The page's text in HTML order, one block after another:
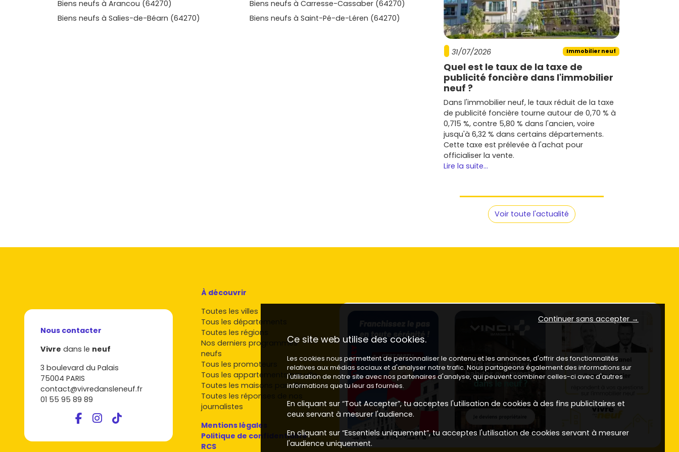
Biens neufs à Arancou (64270)
Biens neufs à Carresse-Cassaber (64270)
Biens neufs à Salies-de-Béarn (64270)
Biens neufs à Saint-Pé-de-Léren (64270)
31/07/2026 Immobilier neuf
Quel est le taux de la taxe de
publicité foncière dans l'immobilier
neuf ?
Dans l'immobilier neuf, le taux réduit de la taxe
de publicité foncière tourne autour de 0,70 % à
0,715 %, contre 5,80 % dans l'ancien, voire
jusqu'à 6,32 % dans certains départements.
Cette taxe est prélevée à l'achat pour
officialiser la vente.
Lire la suite...
Voir toute l'actualité
Nous contacter
Vivre dans le neuf
3 boulevard du Palais
75004 PARIS
contact@vivredansleneuf.fr
01 55 95 89 89
À découvrir
Toutes les villes
Tous les départements
Toutes les régions
Nos derniers programmes
neufs
Tous les promoteurs
Tous les appartements par ville
Toutes les maisons par ville
Toutes les réponses de nos
journalistes
Mentions légales
Politique de confidentialité
RCS
Continuer sans accepter →
Ce site web utilise des cookies.
Les cookies nous permettent de personnaliser le contenu et les annonces, d'offrir des fonctionnalités
relatives aux médias sociaux et d'analyser notre trafic. Nous partageons également des informations sur
l'utilisation de notre site avec nos partenaires d'analyse, qui peuvent combiner celles-ci avec d'autres
informations que tu leur as fournies.
En cliquant sur “Tout Accepter”, tu acceptes l'utilisation de cookies à des fins publicitaires et
ceux servant à mesurer l'audience.
En cliquant sur “Essentiels uniquement”, tu acceptes l'utilisation de cookies servant à mesurer
l'audience uniquement.